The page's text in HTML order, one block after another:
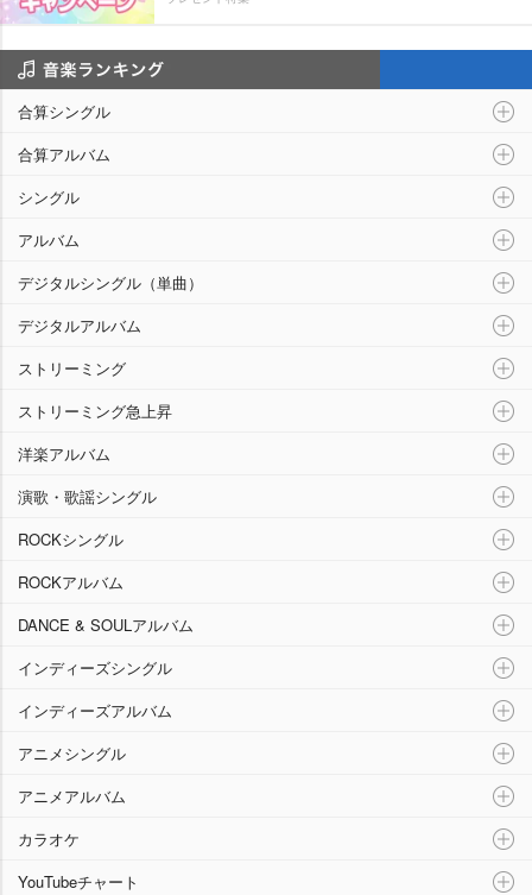
合算シングル
合算アルバム
シングル
アルバム
デジタルシングル（単曲）
デジタルアルバム
ストリーミング
ストリーミング急上昇
洋楽アルバム
演歌・歌謡シングル
ROCKシングル
ROCKアルバム
DANCE & SOULアルバム
インディーズシングル
インディーズアルバム
アニメシングル
アニメアルバム
カラオケ
YouTubeチャート